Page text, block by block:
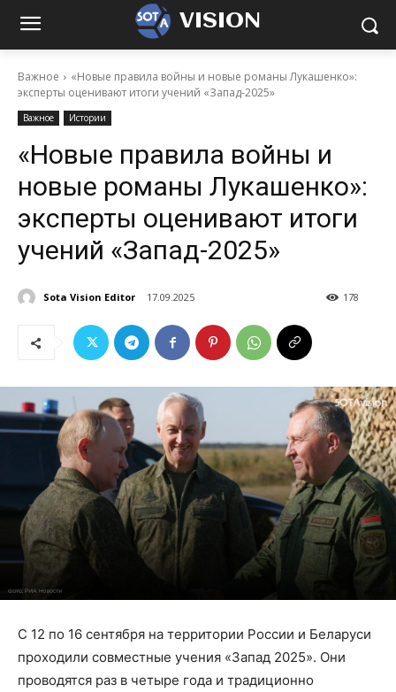
VISION
Важное
«Новые правила войны и новые романы Лукашенко»:
эксперты оценивают итоги учений «Запад-2025»
Важное Истории
«Новые правила войны и
новые романы Лукашенко»:
эксперты оценивают итоги
учений «Запад-2025»
Sota Vision Editor 17.09.2025 178
С 12 по 16 сентября на территории России и Беларуси
проходили совместные учения «Запад 2025». Они
проводятся раз в четыре года и традиционно